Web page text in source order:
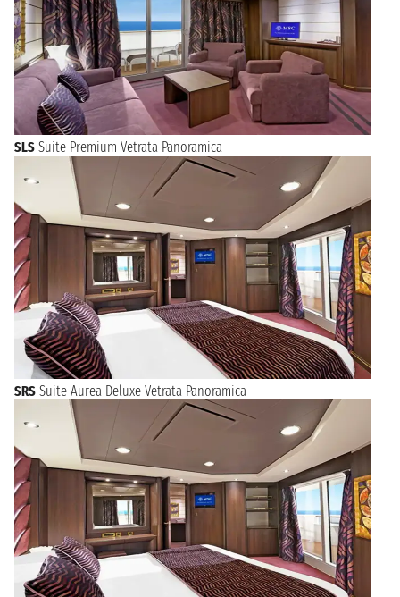
SLS Suite Premium Vetrata Panoramica
SRS Suite Aurea Deluxe Vetrata Panoramica